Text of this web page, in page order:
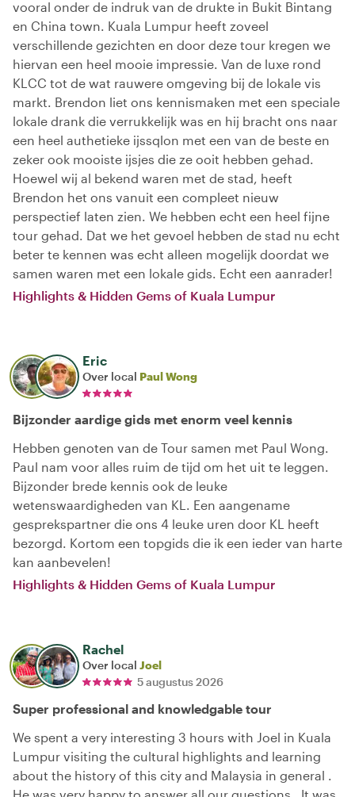
vooral onder de indruk van de drukte in Bukit Bintang
en China town. Kuala Lumpur heeft zoveel
verschillende gezichten en door deze tour kregen we
hiervan een heel mooie impressie. Van de luxe rond
KLCC tot de wat rauwere omgeving bij de lokale vis
markt. Brendon liet ons kennismaken met een speciale
lokale drank die verrukkelijk was en hij bracht ons naar
een heel authetieke ijssqlon met een van de beste en
zeker ook mooiste ijsjes die ze ooit hebben gehad.
Hoewel wij al bekend waren met de stad, heeft
Brendon het ons vanuit een compleet nieuw
perspectief laten zien. We hebben echt een heel fijne
tour gehad. Dat we het gevoel hebben de stad nu echt
beter te kennen was echt alleen mogelijk doordat we
samen waren met een lokale gids. Echt een aanrader!
Highlights & Hidden Gems of Kuala Lumpur
Eric
Over local Paul Wong
Bijzonder aardige gids met enorm veel kennis
Hebben genoten van de Tour samen met Paul Wong.
Paul nam voor alles ruim de tijd om het uit te leggen.
Bijzonder brede kennis ook de leuke
wetenswaardigheden van KL. Een aangename
gesprekspartner die ons 4 leuke uren door KL heeft
bezorgd. Kortom een topgids die ik een ieder van harte
kan aanbevelen!
Highlights & Hidden Gems of Kuala Lumpur
Rachel
Over local Joel
5 augustus 2026
Super professional and knowledgable tour
We spent a very interesting 3 hours with Joel in Kuala
Lumpur visiting the cultural highlights and learning
about the history of this city and Malaysia in general .